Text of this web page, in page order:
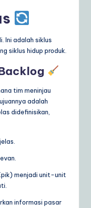
Ini adalah siklus
siklus hidup produk.
tim meninjau
adalah
didefinisikan,
menjadi unit-unit
informasi pasar